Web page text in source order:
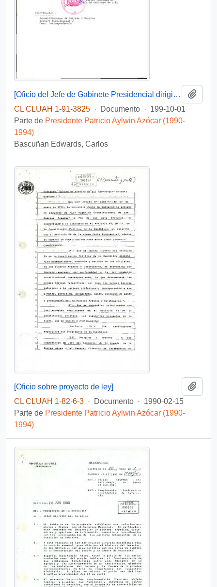
[Oficio del Jefe de Gabinete Presidencial dirigido al Superintendente de Valores y Seguros]
CL CLUAH 1-91-3825 · Documento · 199-10-01
Parte de Presidente Patricio Aylwin Azócar (1990-
1994)
Bascuñan Edwards, Carlos
[Oficio sobre proyecto de ley]
CL CLUAH 1-82-6-3 · Documento · 1990-02-15
Parte de Presidente Patricio Aylwin Azócar (1990-
1994)